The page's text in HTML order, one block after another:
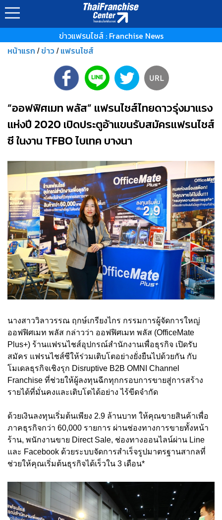
ข่าวแฟรนไชส์ : Franchise News
หน้าแรก / ข่าว / แฟรนไชส์
“ออฟฟิศเมท พลัส” แฟรนไชส์ไทยดาวรุ่งมาแรง
แห่งปี 2020 เปิดประตูอ้าแขนรับสมัครแฟรนไชส์
ซี ในงาน TFBO ไบเทค บางนา
นางสาววิลาวรรณ ฤกษ์เกรียงไกร กรรมการผู้จัดการใหญ่
ออฟฟิศเมท พลัส กล่าวว่า ออฟฟิศเมท พลัส (OfficeMate
Plus+) ร้านแฟรนไชส์อุปกรณ์สำนักงานเพื่อธุรกิจ เปิดรับ
สมัคร แฟรนไชส์ซีให้ร่วมเติบโตอย่างยั่งยืนไปด้วยกัน กับ
โมเดลธุรกิจเชิงรุก Disruptive B2B OMNI Channel
Franchise ที่ช่วยให้ผู้ลงทุนฉีกทุกกรอบการขายสู่การสร้าง
รายได้ที่มั่นคงและเติบโตได้อย่าง ไร้ขีดจำกัด
ด้วยเงินลงทุนเริ่มต้นเพียง 2.9 ล้านบาท ให้คุณขายสินค้าเพื่อ
ภาคธุรกิจกว่า 60,000 รายการ ผ่านช่องทางการขายทั้งหน้า
ร้าน, พนักงานขาย Direct Sale, ช่องทางออนไลน์ผ่าน Line
และ Facebook ด้วยระบบจัดการสำเร็จรูปมาตรฐานสากลที่
ช่วยให้คุณเริ่มต้นธุรกิจได้เร็วใน 3 เดือน*